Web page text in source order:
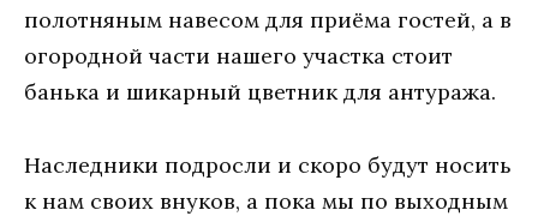
полотняным навесом для приёма гостей, а в
огородной части нашего участка стоит
банька и шикарный цветник для антуража.
Наследники подросли и скоро будут носить
к нам своих внуков, а пока мы по выходным